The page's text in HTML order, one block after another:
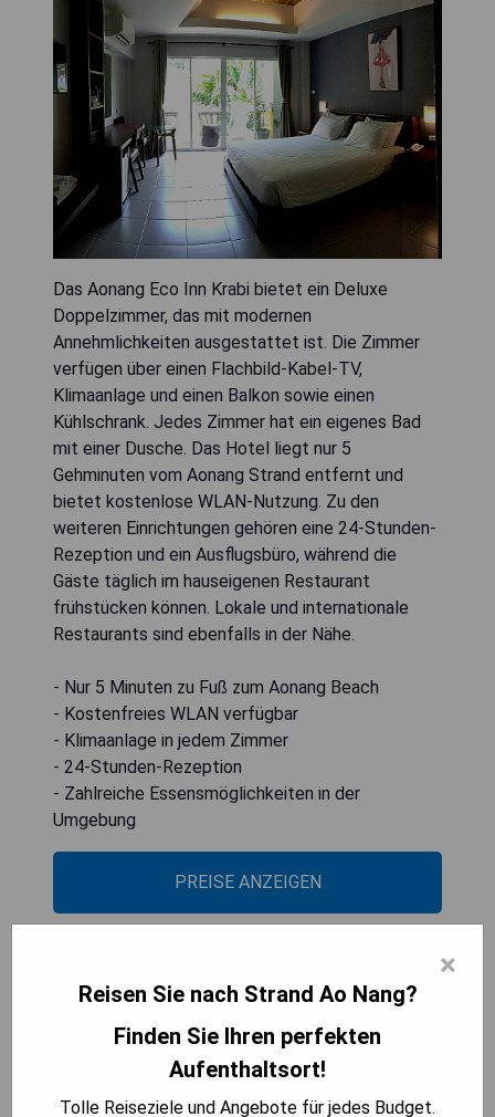
Das Aonang Eco Inn Krabi bietet ein Deluxe
Doppelzimmer, das mit modernen
Annehmlichkeiten ausgestattet ist. Die Zimmer
verfügen über einen Flachbild-Kabel-TV,
Klimaanlage und einen Balkon sowie einen
Kühlschrank. Jedes Zimmer hat ein eigenes Bad
mit einer Dusche. Das Hotel liegt nur 5
Gehminuten vom Aonang Strand entfernt und
bietet kostenlose WLAN-Nutzung. Zu den
weiteren Einrichtungen gehören eine 24-Stunden-
Rezeption und ein Ausflugsbüro, während die
Gäste täglich im hauseigenen Restaurant
frühstücken können. Lokale und internationale
Restaurants sind ebenfalls in der Nähe.
- Nur 5 Minuten zu Fuß zum Aonang Beach
- Kostenfreies WLAN verfügbar
- Klimaanlage in jedem Zimmer
- 24-Stunden-Rezeption
- Zahlreiche Essensmöglichkeiten in der
Umgebung
PREISE ANZEIGEN
Peace Laguna Resort & Spa -
SHA Extra Plus
×
Reisen Sie nach Strand Ao Nang?
Finden Sie Ihren perfekten
Aufenthaltsort!
Tolle Reiseziele und Angebote für jedes Budget.